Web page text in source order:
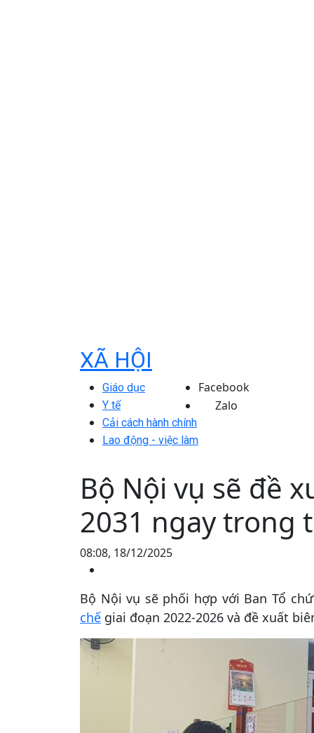
XÃ HỘI
Giáo dục
Y tế
Cải cách hành chính
Lao động - việc làm
Facebook
Zalo
Bộ Nội vụ sẽ đề
2031 ngay trong
08:08, 18/12/2025
Bộ Nội vụ sẽ phối hợp với Ban Tổ
chế giai đoạn 2022-2026 và đề xuất